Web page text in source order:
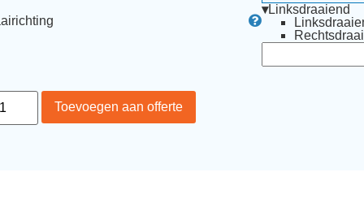
Linksdraaiend
▾
Toevoegen aan offerte